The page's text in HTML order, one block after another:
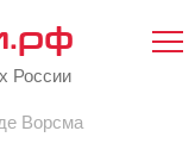
России
Ворсма